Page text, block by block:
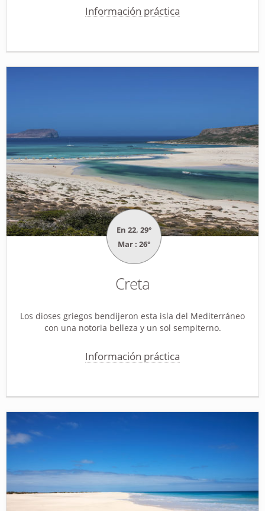
Información práctica
En 22, 29°
Mar : 26°
Creta
Los dioses griegos bendijeron esta isla del Mediterráneo
con una notoria belleza y un sol sempiterno.
Información práctica